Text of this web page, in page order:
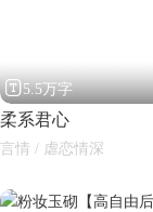
5.5万字
柔系君心
言情 / 虐恋情深